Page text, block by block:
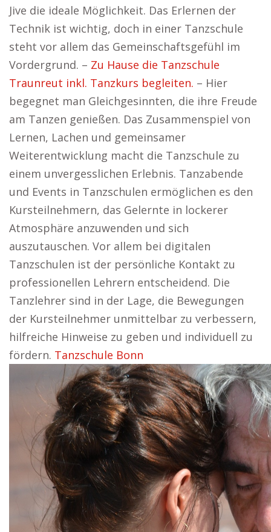
Jive die ideale Möglichkeit. Das Erlernen der
Technik ist wichtig, doch in einer Tanzschule
steht vor allem das Gemeinschaftsgefühl im
Vordergrund. – Zu Hause die Tanzschule
Traunreut inkl. Tanzkurs begleiten. – Hier
begegnet man Gleichgesinnten, die ihre Freude
am Tanzen genießen. Das Zusammenspiel von
Lernen, Lachen und gemeinsamer
Weiterentwicklung macht die Tanzschule zu
einem unvergesslichen Erlebnis. Tanzabende
und Events in Tanzschulen ermöglichen es den
Kursteilnehmern, das Gelernte in lockerer
Atmosphäre anzuwenden und sich
auszutauschen. Vor allem bei digitalen
Tanzschulen ist der persönliche Kontakt zu
professionellen Lehrern entscheidend. Die
Tanzlehrer sind in der Lage, die Bewegungen
der Kursteilnehmer unmittelbar zu verbessern,
hilfreiche Hinweise zu geben und individuell zu
fördern. Tanzschule Bonn